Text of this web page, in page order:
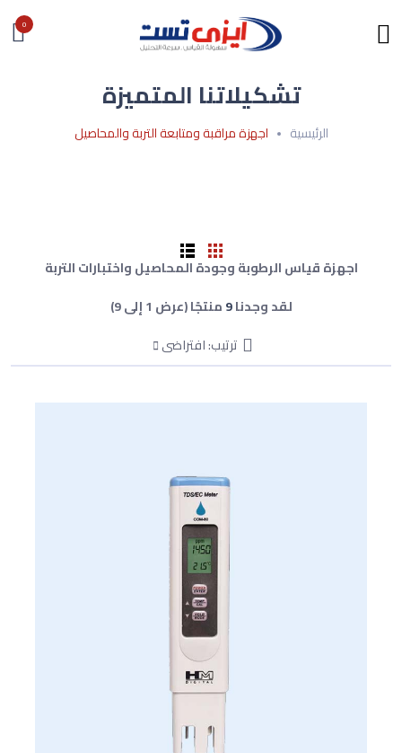
0
تشكيلاتنا المتميزة
الرئيسية اجهزة مراقبة ومتابعة التربة والمحاصيل
اجهزة قياس الرطوبة وجودة المحاصيل واختبارات التربة
لقد وجدنا9منتجًا (عرض 1 إلى 9)
ترتيب: افتراضى